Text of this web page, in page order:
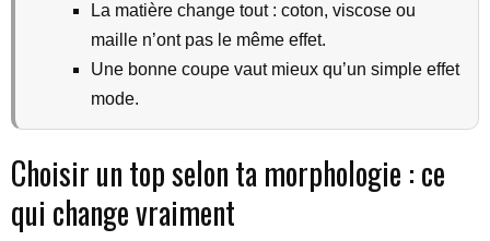
La matière change tout : coton, viscose ou
maille n’ont pas le même effet.
Une bonne coupe vaut mieux qu’un simple effet
mode.
Choisir un top selon ta morphologie : ce
qui change vraiment